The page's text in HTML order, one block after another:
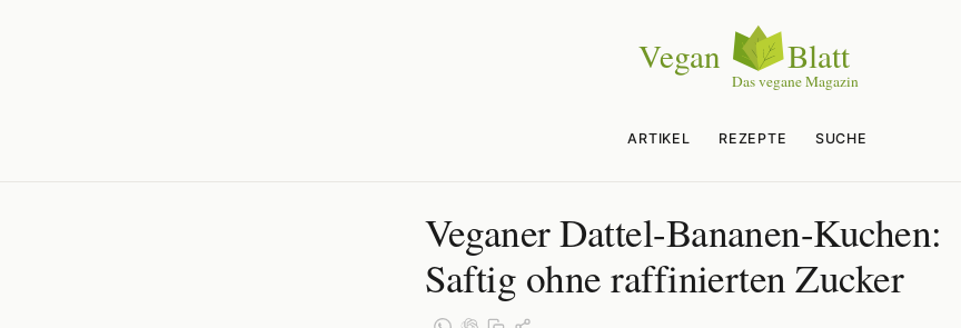
ARTIKEL REZEPTE SUCHE
Veganer Dattel-Bananen-Kuchen:
Saftig ohne raffinierten Zucker